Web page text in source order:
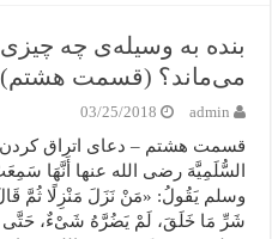
بنده به وسیله‌ی چه
می‌ماند؟ (قسمت هشتم)
admin
03/25/2018
قسمت هشتم – دعای اتراق
السُّلَمِیَّهَ رضی الله عنها أَنَّهَا
وسلم یَقُولُ: «مَنْ نَزَلَ مَنْزِلًا ثُمَّ